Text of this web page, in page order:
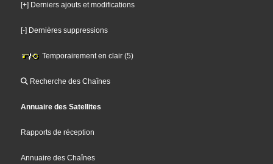
[+] Derniers ajouts et modifications
[-] Dernières suppressions
Temporairement en clair (5)
Recherche des Chaînes
Annuaire des Satellites
Rapports de réception
Annuaire des Chaînes